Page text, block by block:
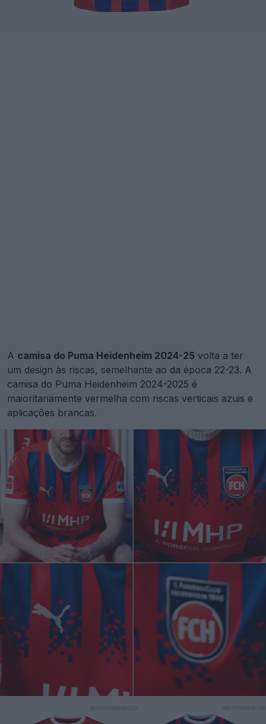
A camisa do Puma Heidenheim 2024-25 volta a ter
um design às riscas, semelhante ao da época 22-23. A
camisa do Puma Heidenheim 2024-2025 é
maioritariamente vermelha com riscas verticais azuis e
aplicações brancas.